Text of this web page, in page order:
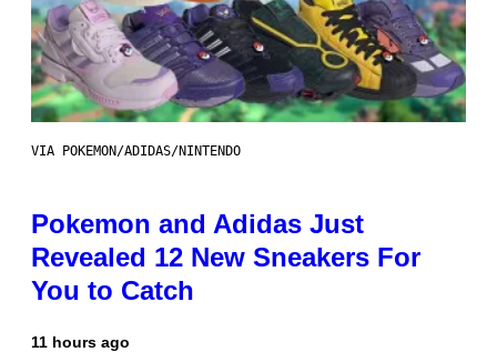
VIA POKEMON/ADIDAS/NINTENDO
Pokemon and Adidas Just
Revealed 12 New Sneakers For
You to Catch
11 hours ago